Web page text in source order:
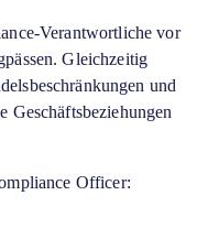
Verantwortliche vor
Gleichzeitig
und
Geschäftsbeziehungen
Officer: